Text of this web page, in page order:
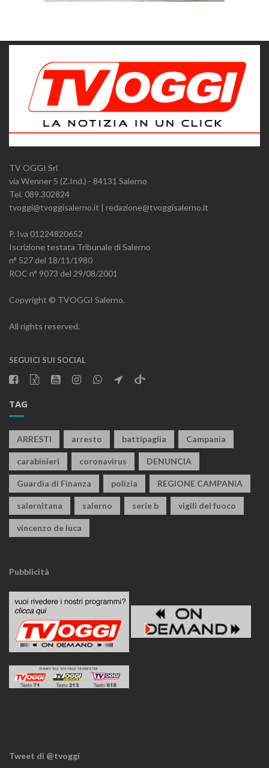
TV OGGI Srl
via Wenner 5 (Z.Ind.) - 84131 Salerno
Tel. 089.302824
tvoggi@tvoggisalerno.it | redazione@tvoggisalerno.it
P. Iva 01224820652
Iscrizione testata Tribunale di Salerno
n° 527 del 18/11/1980
ROC n° 9073 del 29/08/2001
Copyright © TVOGGI Salerno.
All rights reserved.
SEGUICI SUI SOCIAL
TAG
ARRESTI arresto battipaglia Campania
carabinieri coronavirus DENUNCIA
Guardia di Finanza polizia REGIONE CAMPANIA
salernitana salerno serie b vigili del fuoco
vincenzo de luca
Pubblicità
Tweet di @tvoggi